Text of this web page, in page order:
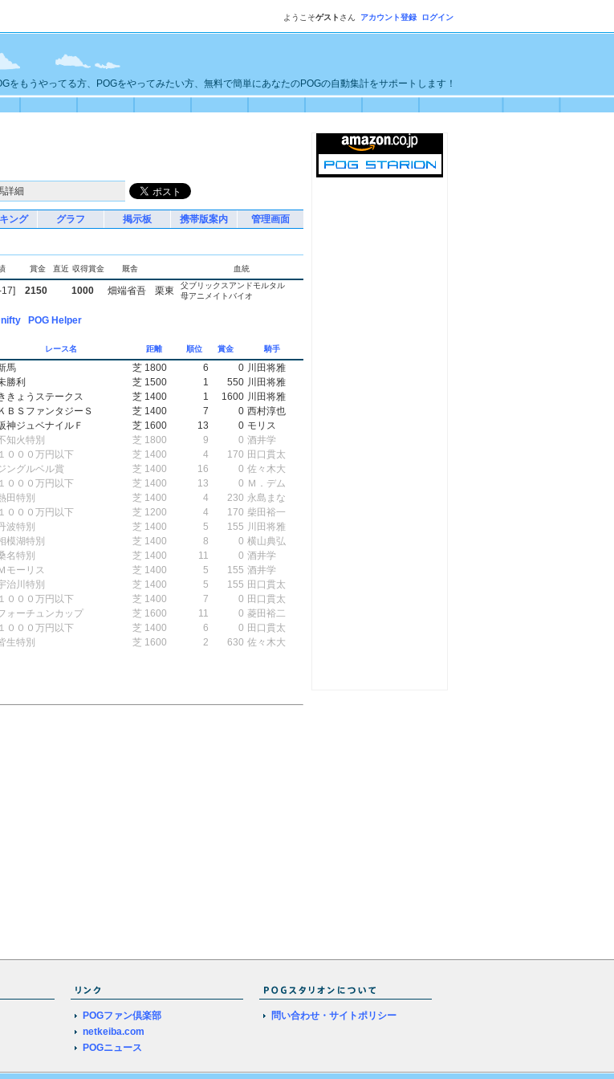
ようこそゲスト さん アカウント登録 ログイン
をもうやってる方、POGをやってみたい方、無料で簡単にあなたのPOGの自動集計をサポートします！
詳細
ング グラフ 掲示板 携帯版案内 管理画面
賞金 直近 収得賞金 厩舎 血統
2150 1000 畑端省吾 栗東
父ブリックスアンドモルタル
母アニメイトバイオ
POG Helper
レース名 距離 順位 賞金 騎手
馬 芝 1800 6 0 川田将雅
勝利 芝 1500 1 550 川田将雅
きょうステークス 芝 1400 1 1600 川田将雅
ＢＳファンタジーＳ 芝 1400 7 0 西村淳也
神ジュベナイルＦ 芝 1600 13 0 モリス
知火特別 芝 1800 9 0 酒井学
１０００万円以下 芝 1400 4 170 田口貫太
ングルベル賞 芝 1400 16 0 佐々木大
１０００万円以下 芝 1400 13 0 Ｍ．デム
田特別 芝 1400 4 230 永島まな
１０００万円以下 芝 1200 4 170 柴田裕一
波特別 芝 1400 5 155 川田将雅
模湖特別 芝 1400 8 0 横山典弘
名特別 芝 1400 11 0 酒井学
モーリス 芝 1400 5 155 酒井学
治川特別 芝 1400 5 155 田口貫太
１０００万円以下 芝 1400 7 0 田口貫太
ォーチュンカップ 芝 1600 11 0 菱田裕二
１０００万円以下 芝 1400 6 0 田口貫太
生特別 芝 1600 2 630 佐々木大
POGファン倶楽部
netkeiba.com
POGニュース
問い合わせ・サイトポリシー